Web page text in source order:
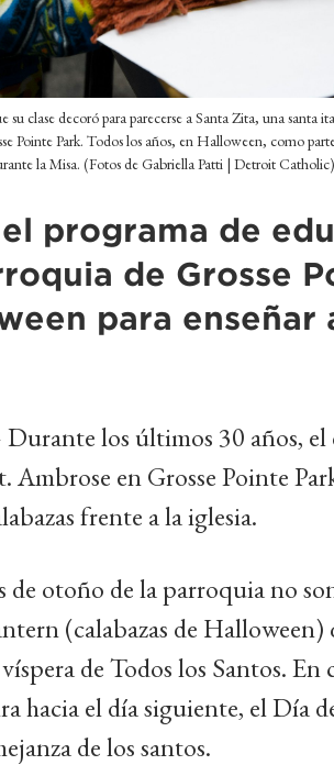
clase decoró para parecerse a Santa Zita, una
Pointe Park. Todos los años, en Halloween, como
la Misa. (Fotos de Gabriella Patti | Detroit Catholic)
programa de
de Grosse
para enseñar
los últimos 30 años, el
en Grosse Pointe
frente a la iglesia.
de otoño de la parroquia no
(calabazas de Halloween)
de Todos los Santos. En
hacia el día siguiente, el Día
de los santos.